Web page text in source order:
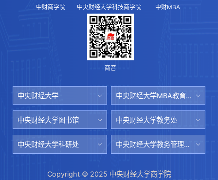
中财商学院 中央财经大学科技商学院 中财MBA
商音
中央财经大学 中央财经大学MBA教育中心
中央财经大学图书馆 中央财经大学教务处
中央财经大学科研处 中央财经大学教务管理系统
Copyright © 2025 中央财经大学商学院